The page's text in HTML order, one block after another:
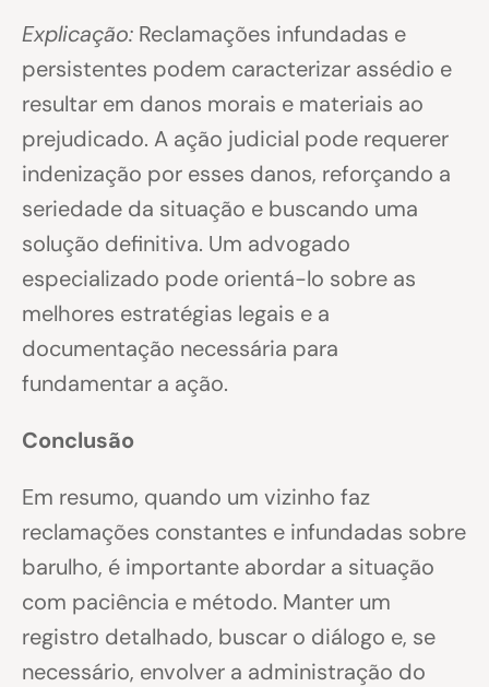
Explicação: Reclamações infundadas e
persistentes podem caracterizar assédio e
resultar em danos morais e materiais ao
prejudicado. A ação judicial pode requerer
indenização por esses danos, reforçando a
seriedade da situação e buscando uma
solução definitiva. Um advogado
especializado pode orientá-lo sobre as
melhores estratégias legais e a
documentação necessária para
fundamentar a ação.
Conclusão
Em resumo, quando um vizinho faz
reclamações constantes e infundadas sobre
barulho, é importante abordar a situação
com paciência e método. Manter um
registro detalhado, buscar o diálogo e, se
necessário, envolver a administração do